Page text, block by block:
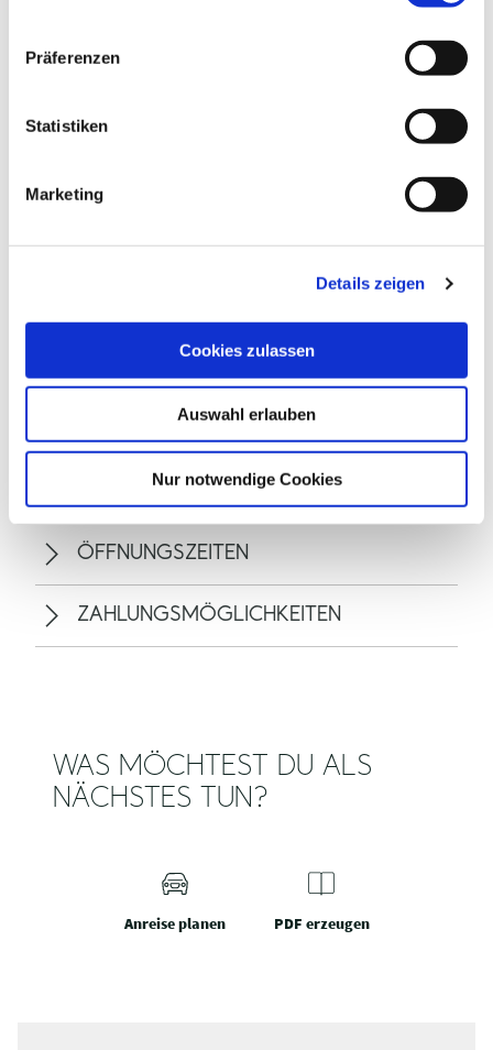
Präferenzen
Statistiken
Marketing
Details zeigen
Cookies zulassen
Auswahl erlauben
Nur notwendige Cookies
ALLGEMEINE INFORMATIONEN
ÖFFNUNGSZEITEN
ZAHLUNGSMÖGLICHKEITEN
WAS MÖCHTEST DU ALS
NÄCHSTES TUN?
Anreise planen PDF erzeugen